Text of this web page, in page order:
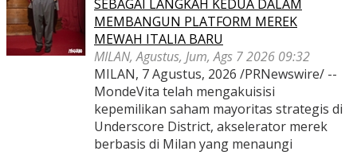
SEBAGAI LANGKAH KEDUA DALAM
MEMBANGUN PLATFORM MEREK
MEWAH ITALIA BARU
MILAN, Agustus, Jum, Ags 7 2026 09:32
MILAN, 7 Agustus, 2026 /PRNewswire/ --
MondeVita telah mengakuisisi
kepemilikan saham mayoritas strategis di
Underscore District, akselerator merek
berbasis di Milan yang menaungi